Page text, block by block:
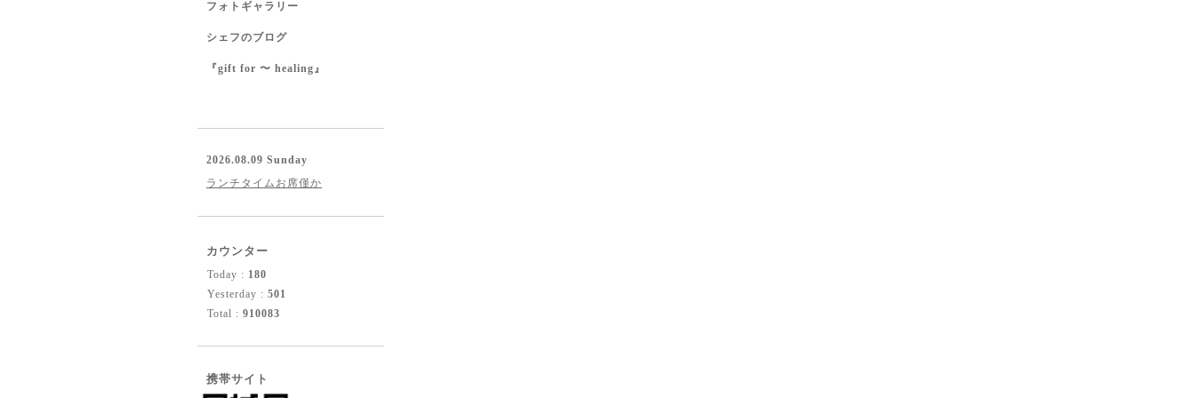
フォトギャラリー
シェフのブログ
『gift for 〜 healing』
2026.08.09 Sunday
ランチタイムお席僅か
カウンター
Today : 180
Yesterday : 501
Total : 910083
携帯サイト